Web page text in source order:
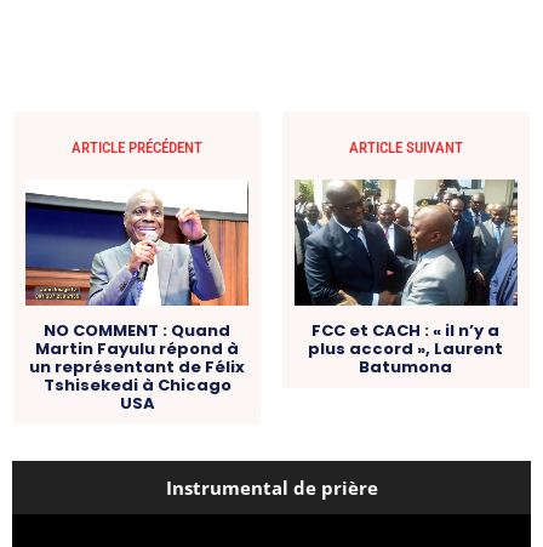
ARTICLE PRÉCÉDENT
NO COMMENT : Quand
Martin Fayulu répond à
un représentant de Félix
Tshisekedi à Chicago
USA
ARTICLE SUIVANT
FCC et CACH : « il n’y a
plus accord », Laurent
Batumona
Instrumental de prière